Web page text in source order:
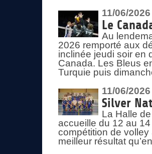
11/06/2026
Le
Au
2026 remporté aux
inclinée jeudi soir en
Canada. Les Bleus
Turquie puis
11/06/2026
Silver
La Halle
accueille du 12 au
compétition de
meilleur résultat